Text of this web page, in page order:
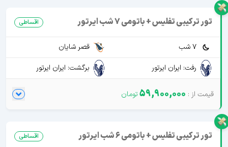
تور ترکیبی تفلیس + باتومی 7 شب ایرتور اقساطی
7 شب
قصر شایان
رفت: ایران ایرتور
برگشت: ایران ایرتور
59,900,000
تور ترکیبی تفلیس + باتومی 6 شب ایرتور اقساطی